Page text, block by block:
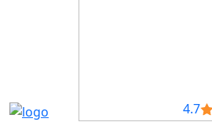
4.7